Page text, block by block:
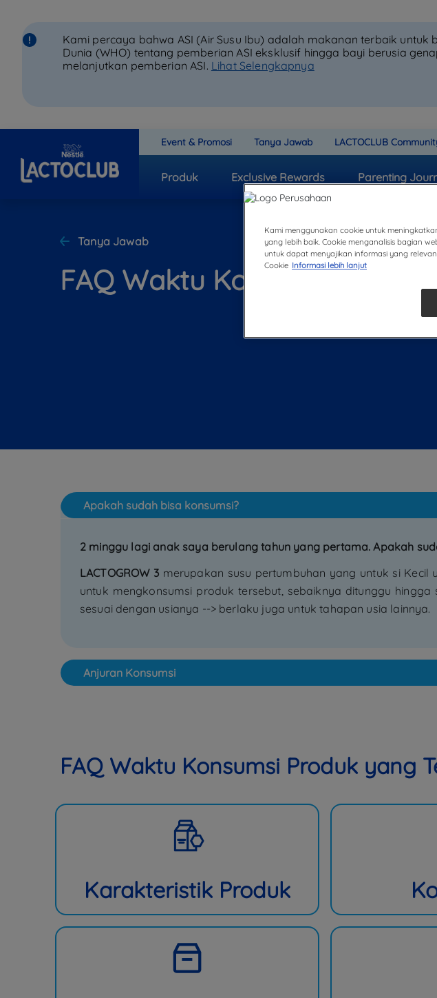
Kami percaya bahwa ASI (Air Susu Ibu) adalah makanan terbaik
Dunia (WHO) tentang pemberian ASI eksklusif hingga bayi berusia
melanjutkan pemberian ASI. Lihat Selengkapnya
Produk Exclusive Rewards Parenting
Event & Promosi Tanya Jawab LACTOCLUB
Tanya Jawab
FAQ Waktu Konsumsi
Apakah sudah bisa konsumsi?
2 minggu lagi anak saya berulang tahun yang pertama. Apakah
LACTOGROW 3 merupakan susu pertumbuhan yang untuk si Kecil
untuk mengkonsumsi produk tersebut, sebaiknya ditunggu
sesuai dengan usianya --> berlaku juga untuk tahapan usia lainnya.
Anjuran Konsumsi
FAQ Waktu Konsumsi Produk yang
Karakteristik Produk
Kami menggunakan cookie untuk
yang lebih baik. Cookie menganalisis bagian
untuk dapat menyajikan informasi yang
Cookie Informasi lebih lanjut